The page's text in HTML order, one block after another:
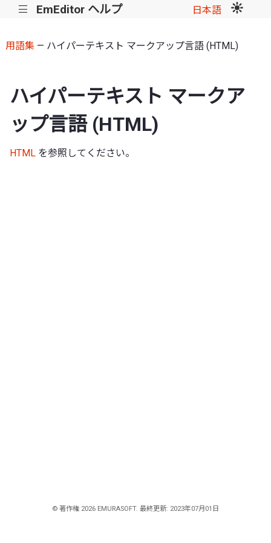
||| EmEditor ヘルプ 日本語
用語集 — ハイパーテキスト マークアップ言語 (HTML)
ハイパーテキスト マークア
ップ言語 (HTML)
HTML を参照してください。
© 著作権 2026 EMURASOFT. 最終更新: 2023年07月01日